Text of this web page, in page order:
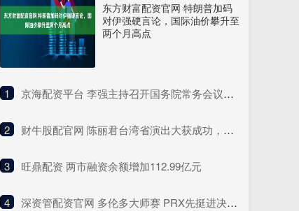
东方财富配资官网 特朗普加码
对伊强硬言论，国际油价攀升至
两个月高点
1 ​京海配资平台 李强主持召开国务院常务会议研究做强国内大循环重点政策举措落实工作等
2 ​财牛股配官网 陈丽君台湾省演出大获成功，众多粉丝追捧场面热闹，陈丽君太可爱
3 ​旺鼎配资 两市融资余额增加112.99亿元
4 ​深资管配资官网 多伦多大师赛 PRX先挺进决赛 WOL和FNC将争夺最后一个名额_比分_双方_胜利